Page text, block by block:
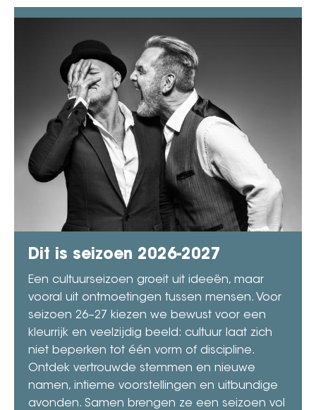
Dit is seizoen 2026-2027
Een cultuurseizoen groeit uit ideeën, maar
vooral uit ontmoetingen tussen mensen. Voor
seizoen 26–27 kiezen we bewust voor een
kleurrijk en veelzijdig beeld: cultuur laat zich
niet beperken tot één vorm of discipline.
Ontdek vertrouwde stemmen en nieuwe
namen, intieme voorstellingen en uitbundige
avonden. Samen brengen ze een seizoen vol